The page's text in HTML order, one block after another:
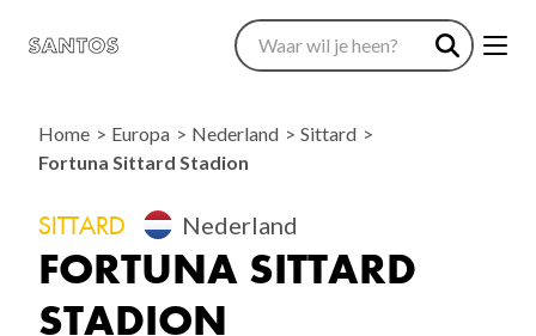
Home Europa Nederland
Sittard
Fortuna Sittard Stadion
SITTARD Nederland
FORTUNA SITTARD
STADION